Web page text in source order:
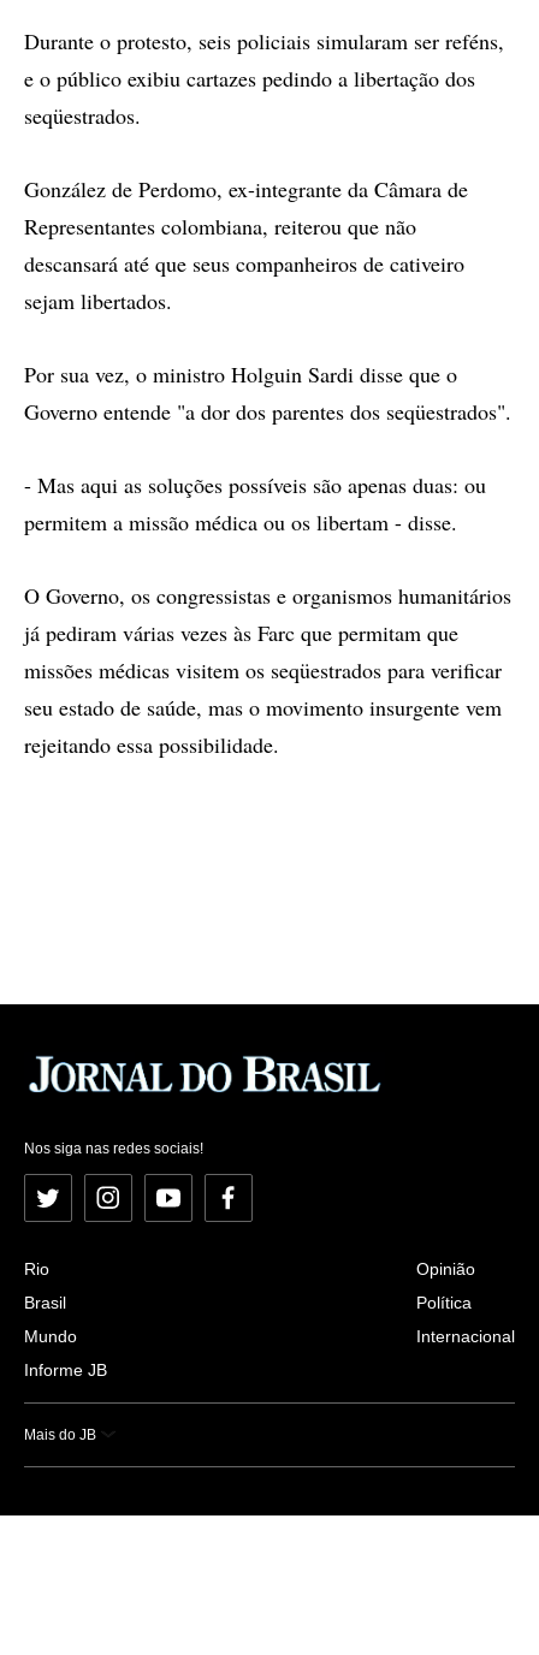
Durante o protesto, seis policiais simularam ser reféns,
e o público exibiu cartazes pedindo a libertação dos
seqüestrados.
González de Perdomo, ex-integrante da Câmara de
Representantes colombiana, reiterou que não
descansará até que seus companheiros de cativeiro
sejam libertados.
Por sua vez, o ministro Holguin Sardi disse que o
Governo entende "a dor dos parentes dos seqüestrados".
- Mas aqui as soluções possíveis são apenas duas: ou
permitem a missão médica ou os libertam - disse.
O Governo, os congressistas e organismos humanitários
já pediram várias vezes às Farc que permitam que
missões médicas visitem os seqüestrados para verificar
seu estado de saúde, mas o movimento insurgente vem
rejeitando essa possibilidade.
Nos siga nas redes sociais!
Twitter InstagramYouTubeFacebook
Rio
Brasil
Mundo
Informe JB
Opinião
Política
Internacional
Mais do JB
Esportes